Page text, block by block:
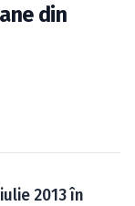
din
2013 în